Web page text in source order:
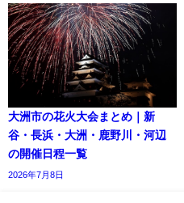
大洲市の花火大会まとめ｜新
谷・長浜・大洲・鹿野川・河辺
の開催日程一覧
2026年7月8日